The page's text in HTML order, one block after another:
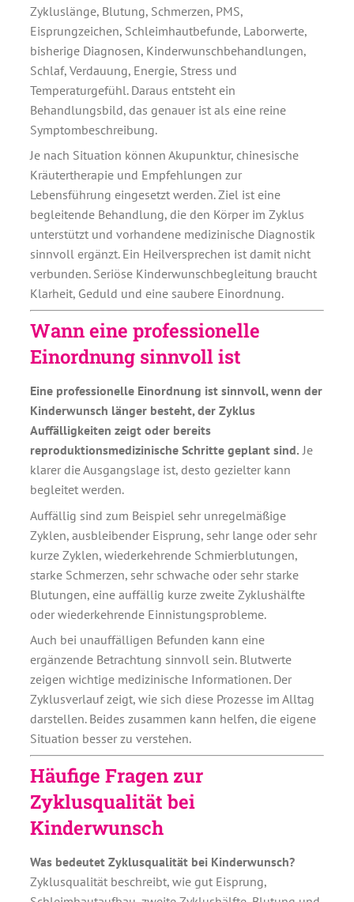
Zykluslänge, Blutung, Schmerzen, PMS,
Eisprungzeichen, Schleimhautbefunde, Laborwerte,
bisherige Diagnosen, Kinderwunschbehandlungen,
Schlaf, Verdauung, Energie, Stress und
Temperaturgefühl. Daraus entsteht ein
Behandlungsbild, das genauer ist als eine reine
Symptombeschreibung.
Je nach Situation können Akupunktur, chinesische
Kräutertherapie und Empfehlungen zur
Lebensführung eingesetzt werden. Ziel ist eine
begleitende Behandlung, die den Körper im Zyklus
unterstützt und vorhandene medizinische Diagnostik
sinnvoll ergänzt. Ein Heilversprechen ist damit nicht
verbunden. Seriöse Kinderwunschbegleitung braucht
Klarheit, Geduld und eine saubere Einordnung.
Wann eine professionelle
Einordnung sinnvoll ist
Eine professionelle Einordnung ist sinnvoll, wenn der
Kinderwunsch länger besteht, der Zyklus
Auffälligkeiten zeigt oder bereits
reproduktionsmedizinische Schritte geplant sind. Je
klarer die Ausgangslage ist, desto gezielter kann
begleitet werden.
Auffällig sind zum Beispiel sehr unregelmäßige
Zyklen, ausbleibender Eisprung, sehr lange oder sehr
kurze Zyklen, wiederkehrende Schmierblutungen,
starke Schmerzen, sehr schwache oder sehr starke
Blutungen, eine auffällig kurze zweite Zyklushälfte
oder wiederkehrende Einnistungsprobleme.
Auch bei unauffälligen Befunden kann eine
ergänzende Betrachtung sinnvoll sein. Blutwerte
zeigen wichtige medizinische Informationen. Der
Zyklusverlauf zeigt, wie sich diese Prozesse im Alltag
darstellen. Beides zusammen kann helfen, die eigene
Situation besser zu verstehen.
Häufige Fragen zur
Zyklusqualität bei
Kinderwunsch
Was bedeutet Zyklusqualität bei Kinderwunsch?
Zyklusqualität beschreibt, wie gut Eisprung,